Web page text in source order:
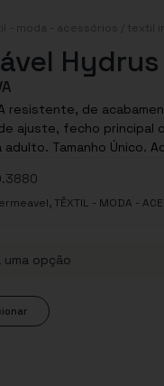
- moda - acessórios textil
Hydrus
resistente, de
ajuste, fecho principal
adulto. Tamanho Único.
,TÊXTIL - MODA -